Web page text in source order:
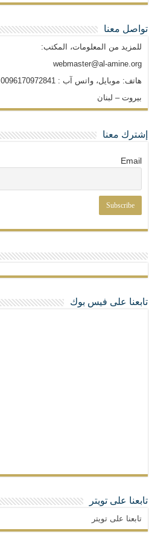
تواصل معنا
للمزيد من المعلومات، المكتب:
webmaster@al-amine.org
هاتف: موبايل، واتس آب : 0096170972841
بيروت – لبنان
إشترك معنا
Email
تابعنا على فيس بوك
تابعنا على تويتر
تابعنا على تويتر